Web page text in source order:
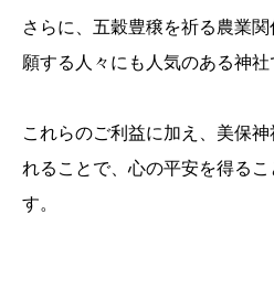
さらに、五穀豊穣を祈る農業
願する人々にも人気のある神社
これらのご利益に加え、美保
れることで、心の平安を得る
す。